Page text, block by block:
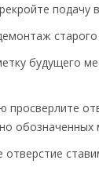
подачу
старого
будущего
просверлите
обозначенных
отверстие